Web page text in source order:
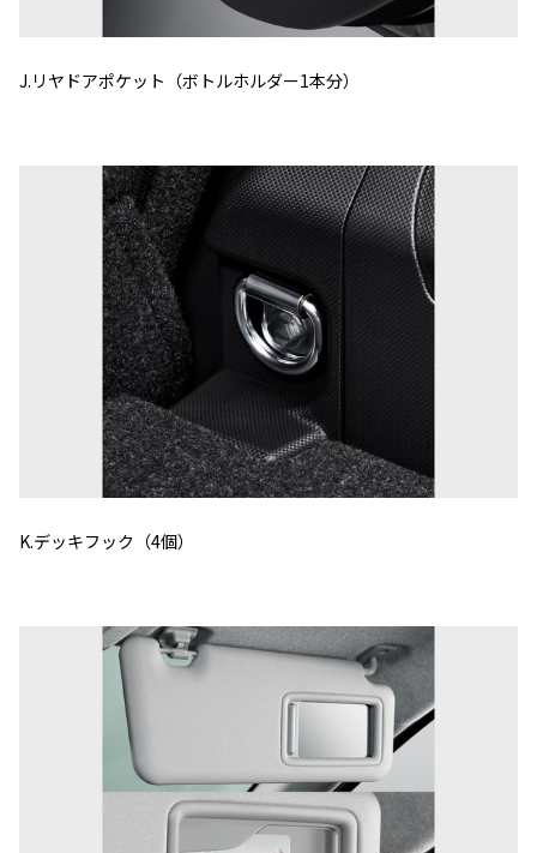
J.リヤドアポケット（ボトルホルダー1本分）
K.デッキフック（4個）